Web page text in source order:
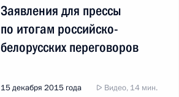
Заявления для прессы
по итогам российско-
белорусских переговоров
15 декабря 2015 года Видео, 14 мин.